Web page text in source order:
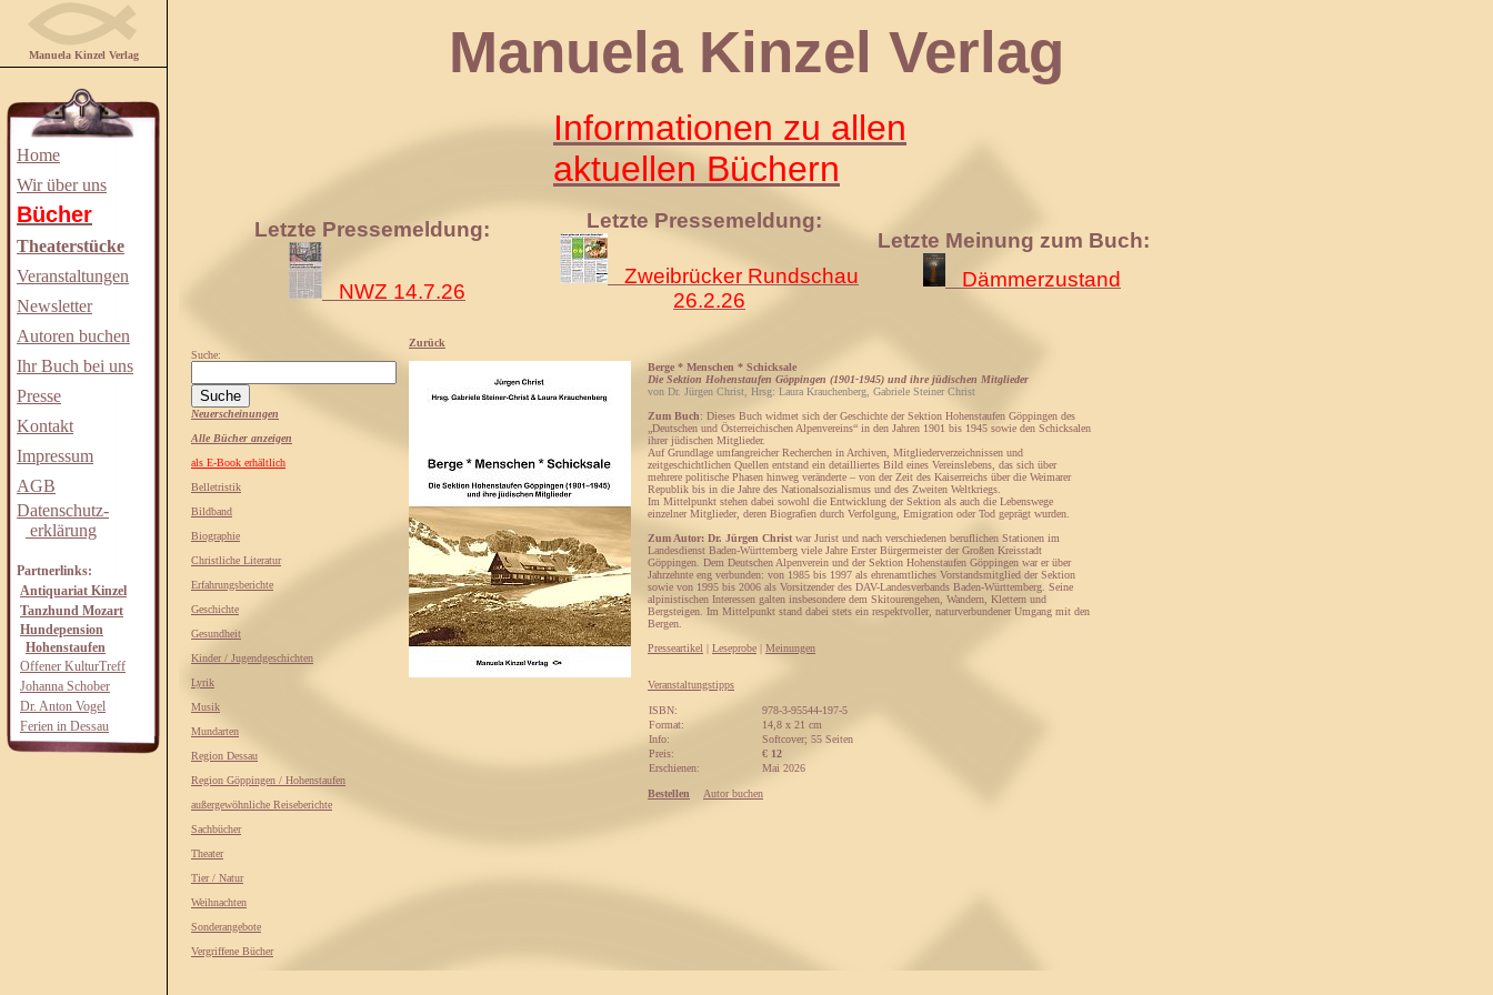
Manuela Kinzel Verlag
Home
Wir über uns
Bücher
Theaterstücke
Veranstaltungen
Newsletter
Autoren buchen
Ihr Buch bei uns
Presse
Kontakt
Impressum
AGB
Datenschutz-
erklärung
Partnerlinks:
Antiquariat Kinzel
Tanzhund Mozart
Hundepension
Hohenstaufen
Offener KulturTreff
Johanna Schober
Dr. Anton Vogel
Ferien in Dessau
Manuela Kinzel Verlag
Informationen zu allen
aktuellen Büchern
Letzte Pressemeldung:
NWZ 14.7.26
Letzte Pressemeldung:
Zweibrücker Rundschau
26.2.26
Letzte Meinung zum Buch:
Dämmerzustand
Suche:
Neuerscheinungen
Alle Bücher anzeigen
als E-Book erhältlich
Belletristik
Bildband
Biographie
Christliche Literatur
Erfahrungsberichte
Geschichte
Gesundheit
Kinder / Jugendgeschichten
Lyrik
Musik
Mundarten
Region Dessau
Region Göppingen / Hohenstaufen
außergewöhnliche Reiseberichte
Sachbücher
Theater
Tier / Natur
Weihnachten
Sonderangebote
Vergriffene Bücher
Zurück
Berge * Menschen * Schicksale
Die Sektion Hohenstaufen Göppingen (1901-1945) und ihre jüdischen Mitglieder
von Dr. Jürgen Christ, Hrsg: Laura Krauchenberg, Gabriele Steiner Christ
Zum Buch: Dieses Buch widmet sich der Geschichte der Sektion Hohenstaufen Göppingen des
„Deutschen und Österreichischen Alpenvereins“ in den Jahren 1901 bis 1945 sowie den Schicksalen
ihrer jüdischen Mitglieder.
Auf Grundlage umfangreicher Recherchen in Archiven, Mitgliederverzeichnissen und
zeitgeschichtlichen Quellen entstand ein detailliertes Bild eines Vereinslebens, das sich über
mehrere politische Phasen hinweg veränderte – von der Zeit des Kaiserreichs über die Weimarer
Republik bis in die Jahre des Nationalsozialismus und des Zweiten Weltkriegs.
Im Mittelpunkt stehen dabei sowohl die Entwicklung der Sektion als auch die Lebenswege
einzelner Mitglieder, deren Biografien durch Verfolgung, Emigration oder Tod geprägt wurden.
Zum Autor: Dr. Jürgen Christ war Jurist und nach verschiedenen beruflichen Stationen im
Landesdienst Baden-Württemberg viele Jahre Erster Bürgermeister der Großen Kreisstadt
Göppingen. Dem Deutschen Alpenverein und der Sektion Hohenstaufen Göppingen war er über
Jahrzehnte eng verbunden: von 1985 bis 1997 als ehrenamtliches Vorstandsmitglied der Sektion
sowie von 1995 bis 2006 als Vorsitzender des DAV-Landesverbands Baden-Württemberg. Seine
alpinistischen Interessen galten insbesondere dem Skitourengehen, Wandern, Klettern und
Bergsteigen. Im Mittelpunkt stand dabei stets ein respektvoller, naturverbundener Umgang mit den
Bergen.
Presseartikel | Leseprobe | Meinungen
Veranstaltungstipps
ISBN:
978-3-95544-197-5
Format:
14,8 x 21 cm
Info:
Softcover; 55 Seiten
Preis:
€ 12
Erschienen:
Mai 2026
Bestellen Autor buchen